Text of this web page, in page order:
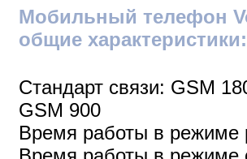
Мобильный телефон
общие характеристики:
Стандарт связи: GSM
GSM 900
Время работы в режиме